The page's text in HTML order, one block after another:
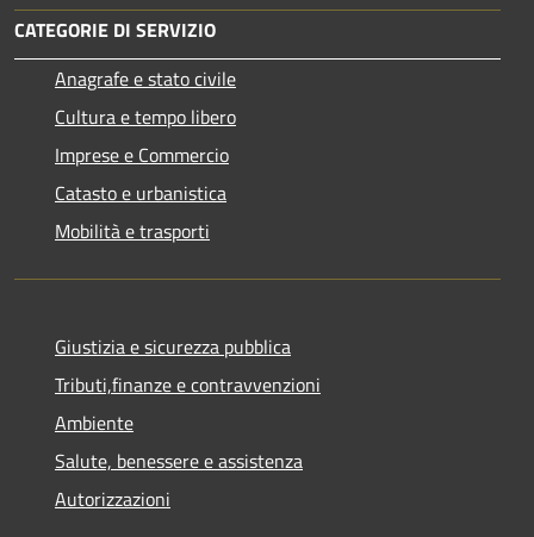
CATEGORIE DI SERVIZIO
Anagrafe e stato civile
Cultura e tempo libero
Imprese e Commercio
Catasto e urbanistica
Mobilità e trasporti
Giustizia e sicurezza pubblica
Tributi,finanze e contravvenzioni
Ambiente
Salute, benessere e assistenza
Autorizzazioni